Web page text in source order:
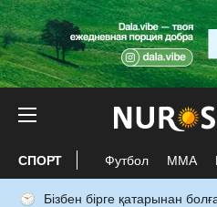
СПОРТ Футбол ММА
Бізбен бірге қатарынан